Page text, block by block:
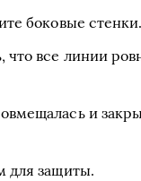
боковые стенки.
что все линии
и
для защиты.